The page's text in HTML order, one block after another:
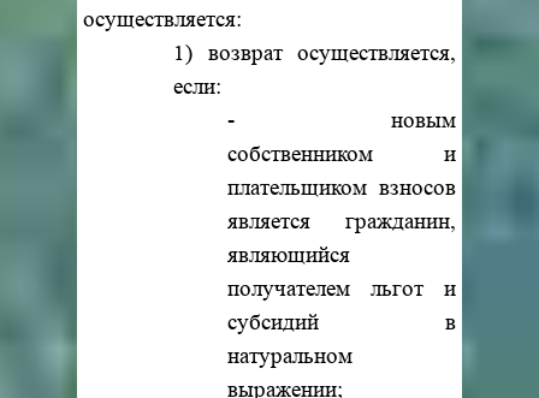
осуществляется:
1) возврат осуществляется,
если:
- новым
собственником и
плательщиком взносов
является гражданин,
являющийся
получателем льгот и
субсидий в
натуральном
выражении;